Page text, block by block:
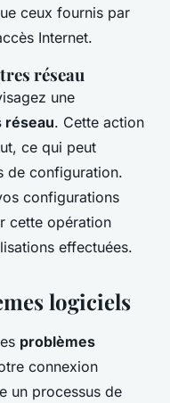
ceux fournis par
Internet.
réseau
une
réseau. Cette action
ce qui peut
de configuration.
configurations
cette opération
effectuées.
logiciels
problèmes
connexion
un processus de